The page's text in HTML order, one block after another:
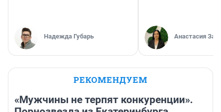
Надежда Губарь Анастасия
РЕКОМЕНДУЕМ
«Мужчины не терпят конкуренции».